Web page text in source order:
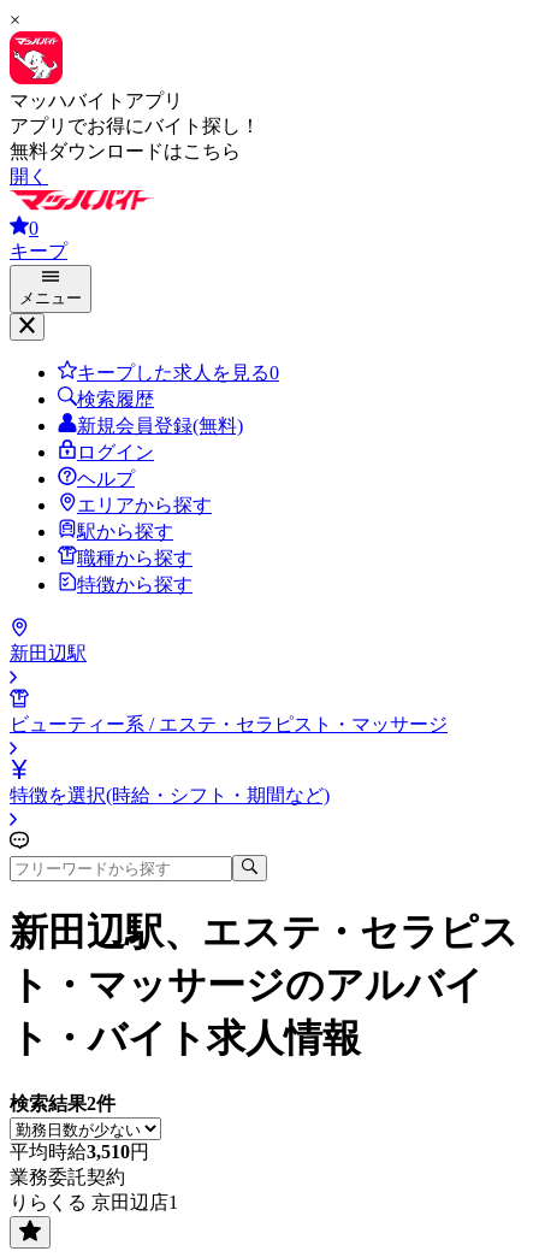
×
マッハバイトアプリ
アプリでお得にバイト探し！
無料ダウンロードはこちら
開く
0
キープ
メニュー
キープした求人を見る0
検索履歴
新規会員登録(無料)
ログイン
ヘルプ
エリアから探す
駅から探す
職種から探す
特徴から探す
新田辺駅
ビューティー系 / エステ・セラピスト・マッサージ
特徴を選択(時給・シフト・期間など)
新田辺駅、エステ・セラピス
ト・マッサージのアルバイ
ト・バイト求人情報
検索結果2件
平均時給3,510円
業務委託契約
りらくる 京田辺店1